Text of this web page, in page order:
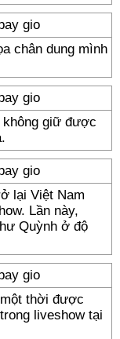
chân dung mình
giữ được
lại Việt Nam
Lần này,
Quỳnh ở độ
thời được
liveshow tại